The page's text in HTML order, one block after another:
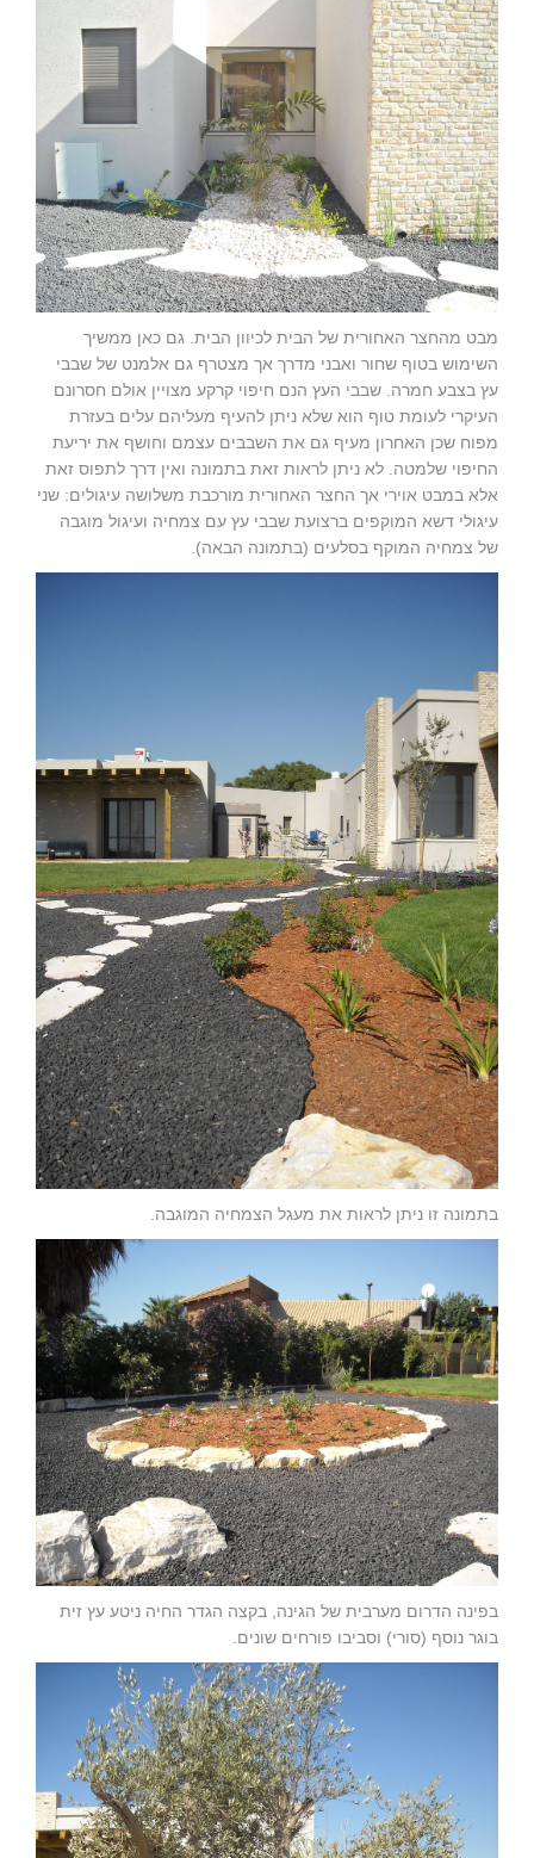
מבט מהחצר האחורית של הבית לכיוון הבית. גם כאן ממשיך
השימוש בטוף שחור ואבני מדרך אך מצטרף גם אלמנט של שבבי
עץ בצבע חמרה. שבבי העץ הנם חיפוי קרקע מצויין אולם חסרונם
העיקרי לעומת טוף הוא שלא ניתן להעיף מעליהם עלים בעזרת
מפוח שכן האחרון מעיף גם את השבבים עצמם וחושף את יריעת
החיפוי שלמטה. לא ניתן לראות זאת בתמונה ואין דרך לתפוס זאת
אלא במבט אוירי אך החצר האחורית מורכבת משלושה עיגולים: שני
עיגולי דשא המוקפים ברצועת שבבי עץ עם צמחיה ועיגול מוגבה
של צמחיה המוקף בסלעים (בתמונה הבאה).
בתמונה זו ניתן לראות את מעגל הצמחיה המוגבה.
בפינה הדרום מערבית של הגינה, בקצה הגדר החיה ניטע עץ זית
בוגר נוסף (סורי) וסביבו פורחים שונים.